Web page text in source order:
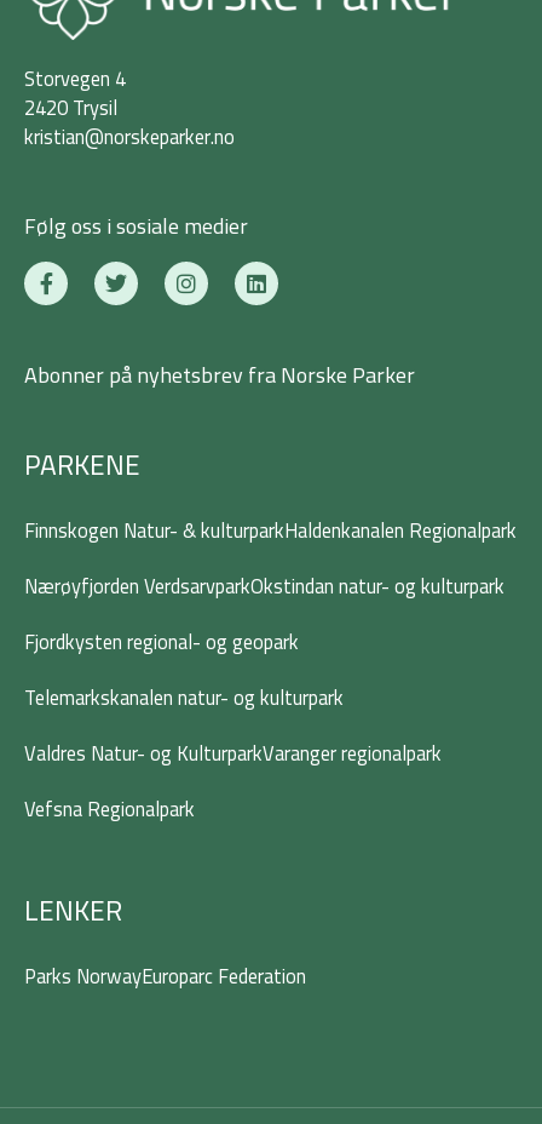
Storvegen 4
2420 Trysil
kristian@norskeparker.no
Følg oss i sosiale medier
F
a
c
o
-
f
T
w
i
e
I
n
s
a
g
L
i
n
e
d
Abonner på nyhetsbrev fra Norske Parker
PARKENE
Finnskogen Natur- & kulturparkHaldenkanalen Regionalpark
Nærøyfjorden VerdsarvparkOkstindan natur- og kulturpark
Fjordkysten regional- og geopark
Telemarkskanalen natur- og kulturpark
Valdres Natur- og KulturparkVaranger regionalpark
Vefsna Regionalpark
LENKER
Parks NorwayEuroparc Federation